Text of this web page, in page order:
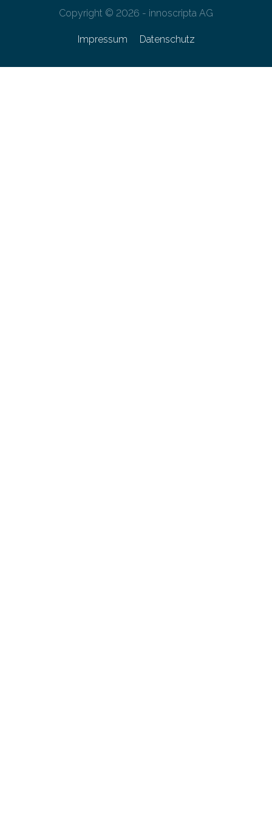
Copyright © 2026 - innoscripta AG
Impressum Datenschutz